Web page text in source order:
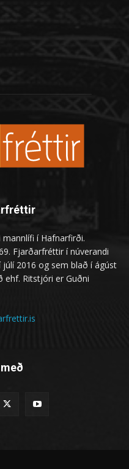
í Hafnarfirði.
Fjarðarfréttir í núverandi
2016 og sem blað í ágúst
ehf. Ritstjóri er Guðni